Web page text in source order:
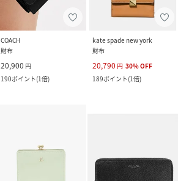
COACH
財布
20,900 円
190ポイント(1倍)
kate spade new york
財布
20,790 円 30%OFF
189ポイント(1倍)